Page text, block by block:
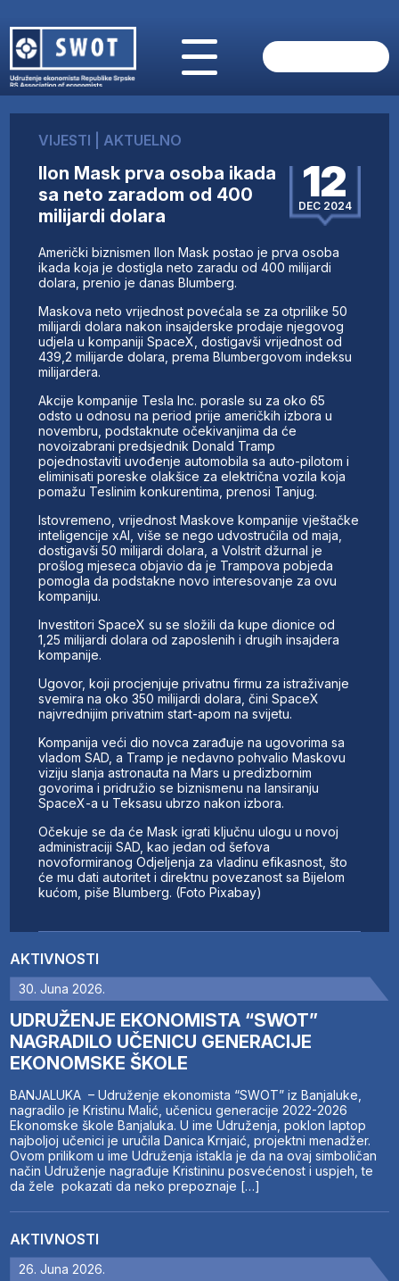
O NAMA
AKTUELNO
ANALIZE
KOMPANIJE
FINANSIJE
IZ STRANIH MEDIJA
AKTIVNOSTI
SWOT INTERVJU
UČLANI SE
KONTAKT
AKTIVNOSTI
30. Juna 2026.
UDRUŽENJE EKONOMISTA “SWOT”
NAGRADILO UČENICU GENERACIJE
EKONOMSKE ŠKOLE
BANJALUKA – Udruženje ekonomista “SWOT” iz Banjaluke,
nagradilo je Kristinu Malić, učenicu generacije 2022-2026
Ekonomske škole Banjaluka. U ime Udruženja, poklon laptop
najboljoj učenici je uručila Danica Krnjaić, projektni menadžer.
Ovom prilikom u ime Udruženja istakla je da na ovaj simboličan
način Udruženje nagrađuje Kristininu posvećenost i uspjeh, te
da žele pokazati da neko prepoznaje […]
AKTIVNOSTI
26. Juna 2026.
VIJESTI AKTUELNO
Ilon Mask prva osoba ikada
sa neto zaradom od 400
milijardi dolara
12
DEC 2024
Američki biznismen Ilon Mask postao je prva osoba
ikada koja je dostigla neto zaradu od 400 milijardi
dolara, prenio je danas Blumberg.
Maskova neto vrijednost povećala se za otprilike 50
milijardi dolara nakon insajderske prodaje njegovog
udjela u kompaniji SpaceX, dostigavši vrijednost od
439,2 milijarde dolara, prema Blumbergovom indeksu
milijardera.
Akcije kompanije Tesla Inc. porasle su za oko 65
odsto u odnosu na period prije američkih izbora u
novembru, podstaknute očekivanjima da će
novoizabrani predsjednik Donald Tramp
pojednostaviti uvođenje automobila sa auto-pilotom i
eliminisati poreske olakšice za električna vozila koja
pomažu Teslinim konkurentima, prenosi Tanjug.
Istovremeno, vrijednost Maskove kompanije vještačke
inteligencije xAI, više se nego udvostručila od maja,
dostigavši 50 milijardi dolara, a Volstrit džurnal je
prošlog mjeseca objavio da je Trampova pobjeda
pomogla da podstakne novo interesovanje za ovu
kompaniju.
Investitori SpaceX su se složili da kupe dionice od
1,25 milijardi dolara od zaposlenih i drugih insajdera
kompanije.
Ugovor, koji procjenjuje privatnu firmu za istraživanje
svemira na oko 350 milijardi dolara, čini SpaceX
najvrednijim privatnim start-apom na svijetu.
Kompanija veći dio novca zarađuje na ugovorima sa
vladom SAD, a Tramp je nedavno pohvalio Maskovu
viziju slanja astronauta na Mars u predizbornim
govorima i pridružio se biznismenu na lansiranju
SpaceX-a u Teksasu ubrzo nakon izbora.
Očekuje se da će Mask igrati ključnu ulogu u novoj
administraciji SAD, kao jedan od šefova
novoformiranog Odjeljenja za vladinu efikasnost, što
će mu dati autoritet i direktnu povezanost sa Bijelom
kućom, piše Blumberg. (Foto Pixabay)